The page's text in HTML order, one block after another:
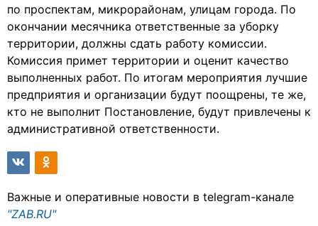
по проспектам, микрорайонам, улицам города. По
окончании месячника ответственные за уборку
территории, должны сдать работу комиссии.
Комиссия примет территории и оценит качество
выполненных работ. По итогам мероприятия лучшие
предприятия и организации будут поощрены, те же,
кто не выполнит Постановление, будут привлечены к
административной ответственности.
Важные и оперативные новости в telegram-канале
"ZAB.RU"